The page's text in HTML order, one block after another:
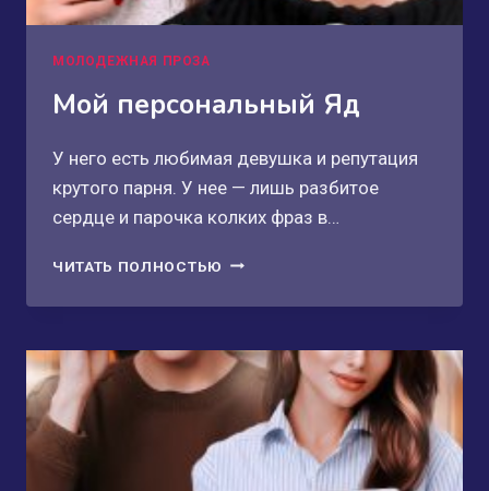
МОЛОДЕЖНАЯ ПРОЗА
Мой персональный Яд
У него есть любимая девушка и репутация
крутого парня. У нее — лишь разбитое
сердце и парочка колких фраз в…
ЧИТАТЬ ПОЛНОСТЬЮ МОЙ
ЯД